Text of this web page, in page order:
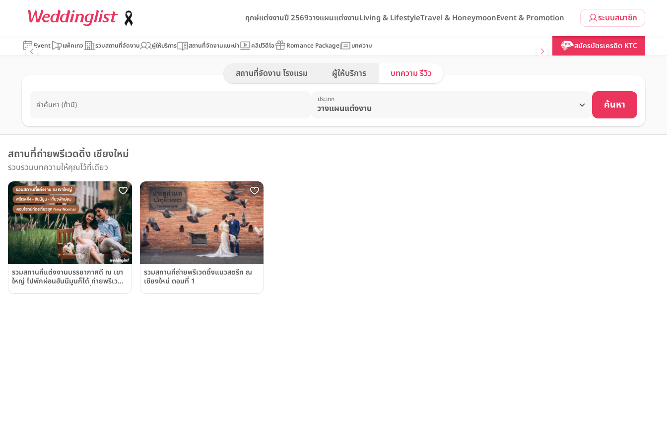
ระบบสมาชิก
ฤกษ์แต่งงานปี 2569วางแผนแต่งงานLiving & LifestyleTravel & HoneymoonEvent & Promotion
Event แพ็คเกจ รวมสถานที่จัดงาน ผู้ให้บริการ สถานที่จัดงานแนะนำ คลิปวีดีโอ Romance Package บทความ สมัครบัตรเครดิต KTC
สถานที่จัดงาน โรงแรม ผู้ให้บริการ บทความ รีวิว
คำค้นหา (ถ้ามี)
ประเภท ค้นหา
สถานที่ถ่ายพรีเวดดิ้ง เชียงใหม่
รวบรวมบทความให้คุณไว้ที่เดียว
รวมสถานที่แต่งงานบรรยากาศดี ณ เขา
ใหญ่ ไปพักผ่อนฮันนีมูนก็ได้ ถ่ายพรีเวดดิ้
รวมสถานที่ถ่ายพรีเวดดิ้งแนวสตรีท ณ
เชียงใหม่ ตอนที่ 1